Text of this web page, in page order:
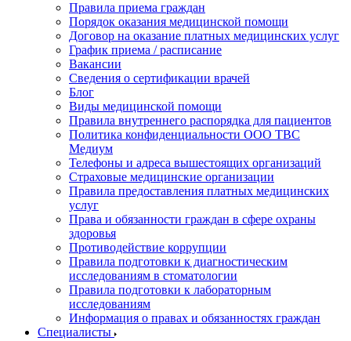
Правила приема граждан
Порядок оказания медицинской помощи
Договор на оказание платных медицинских услуг
График приема / расписание
Вакансии
Сведения о сертификации врачей
Блог
Виды медицинской помощи
Правила внутреннего распорядка для пациентов
Политика конфиденциальности ООО ТВС
Медиум
Телефоны и адреса вышестоящих организаций
Страховые медицинские организации
Правила предоставления платных медицинских
услуг
Права и обязанности граждан в сфере охраны
здоровья
Противодействие коррупции
Правила подготовки к диагностическим
исследованиям в стоматологии
Правила подготовки к лабораторным
исследованиям
Информация о правах и обязанностях граждан
Специалисты